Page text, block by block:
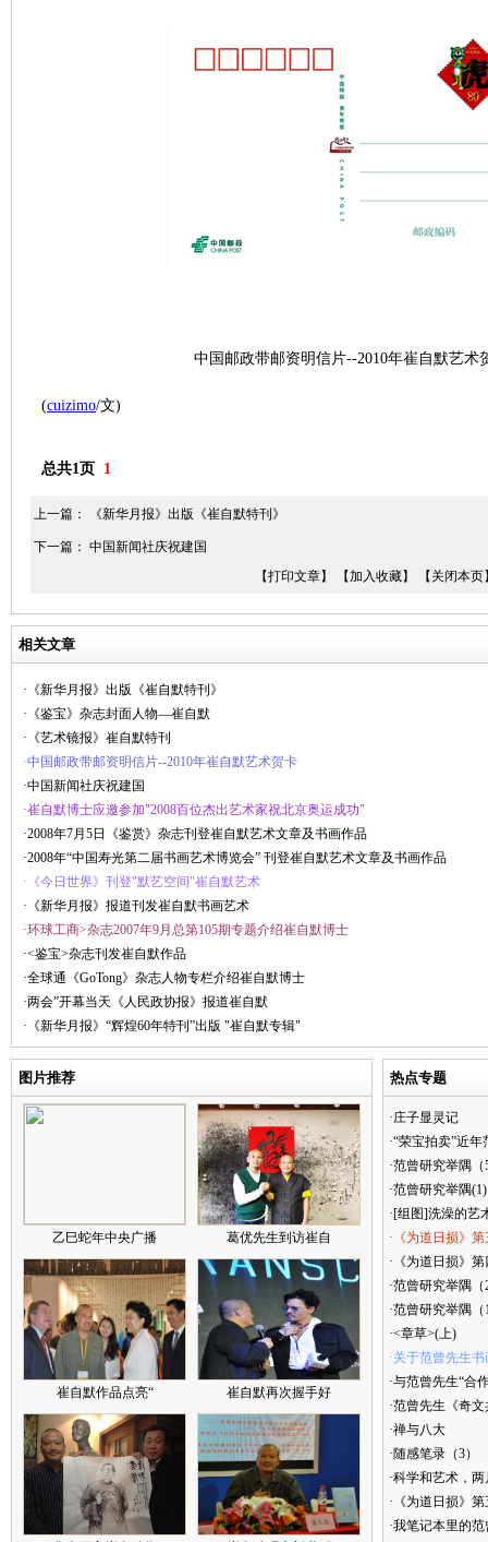
中国邮政带邮资明信片--2010年崔自默艺术
(cuizimo/文)
总共1页 1
上一篇： 《新华月报》出版《崔自默特刊》
下一篇： 中国新闻社庆祝建国
【打印文章】
【加入收藏】 【关闭本页
相关文章
·《新华月报》出版《崔自默特刊》
·《鉴宝》杂志封面人物—崔自默
·《艺术镜报》崔自默特刊
·中国邮政带邮资明信片--2010年崔自默艺术贺卡
·中国新闻社庆祝建国
·崔自默博士应邀参加"2008百位杰出艺术家祝北京奥运成功"
·2008年7月5日《鉴赏》杂志刊登崔自默艺术文章及书画作品
·2008年“中国寿光第二届书画艺术博览会” 刊登崔自默艺术文章及书画作品
·《今日世界》刊登"默艺空间"崔自默艺术
·《新华月报》报道刊发崔自默书画艺术
·环球工商>杂志2007年9月总第105期专题介绍崔自默博士
·<鉴宝>杂志刊发崔自默作品
·全球通《GoTong》杂志人物专栏介绍崔自默博士
·两会”开幕当天《人民政协报》报道崔自默
·《新华月报》“辉煌60年特刊”出版 "崔自默专辑"
图片推荐
乙巳蛇年中央广播 葛优先生到访崔自
崔自默作品点亮“ 崔自默再次握手好
热点专题
·庄子显灵记
·“荣宝拍卖”近
·范曾研究举隅（
·范曾研究举隅(1)
·[组图]洗澡的艺
·《为道日损》
·《为道日损》
·范曾研究举隅（
·范曾研究举隅（
·<章草>(上)
·关于范曾先生
·与范曾先生“合
·范曾先生《奇
·禅与八大
·随感笔录（3）
·科学和艺术，
·《为道日损》
·我笔记本里的